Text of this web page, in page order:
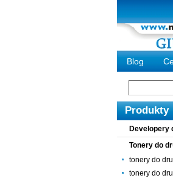
Blog
Wyszukiwarka
szukaj
Produkty
Developery
Tonery do
tonery do
tonery do